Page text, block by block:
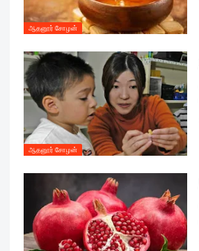
ஆதனூர் சோழன்
ஆதனூர் சோழன்